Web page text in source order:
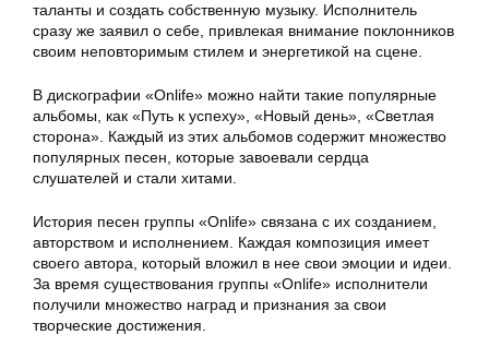
таланты и создать собственную музыку. Исполнитель
сразу же заявил о себе, привлекая внимание поклонников
своим неповторимым стилем и энергетикой на сцене.
В дискографии «Onlife» можно найти такие популярные
альбомы, как «Путь к успеху», «Новый день», «Светлая
сторона». Каждый из этих альбомов содержит множество
популярных песен, которые завоевали сердца
слушателей и стали хитами.
История песен группы «Onlife» связана с их созданием,
авторством и исполнением. Каждая композиция имеет
своего автора, который вложил в нее свои эмоции и идеи.
За время существования группы «Onlife» исполнители
получили множество наград и признания за свои
творческие достижения.